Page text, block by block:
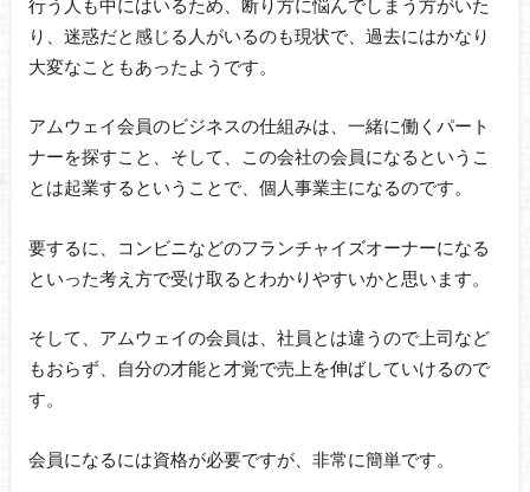
行う人も中にはいるため、断り方に悩んでしまう方がいた
り、迷惑だと感じる人がいるのも現状で、過去にはかなり
大変なこともあったようです。
アムウェイ会員のビジネスの仕組みは、一緒に働くパート
ナーを探すこと、そして、この会社の会員になるというこ
とは起業するということで、個人事業主になるのです。
要するに、コンビニなどのフランチャイズオーナーになる
といった考え方で受け取るとわかりやすいかと思います。
そして、アムウェイの会員は、社員とは違うので上司など
もおらず、自分の才能と才覚で売上を伸ばしていけるので
す。
会員になるには資格が必要ですが、非常に簡単です。